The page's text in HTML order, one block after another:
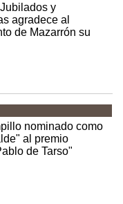
y
agradece al
de Mazarrón su
nominado como
al premio
de Tarso"